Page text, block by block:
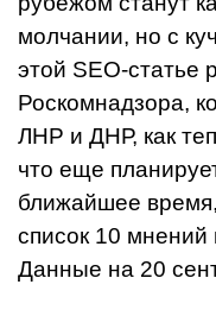
молчании, но с
этой SEO-статье
Роскомнадзора,
ЛНР и ДНР, как
что еще
ближайшее
список 10 мнений
Данные на 20